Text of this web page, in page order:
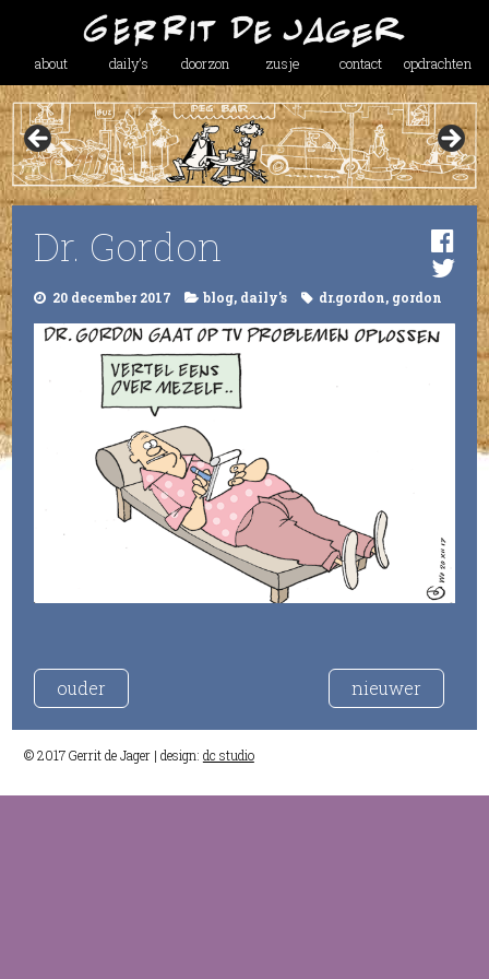
about daily’s doorzon zusje contact opdrachten
Dr. Gordon
20 december 2017 blog, daily's dr.gordon, gordon
ouder nieuwer
© 2017 Gerrit de Jager | design: dc studio